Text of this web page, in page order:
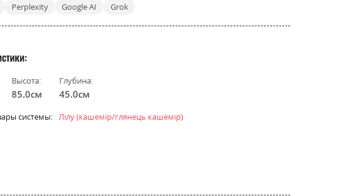
Perplexity Google AI Grok
Высота:
85.0см
Глубина:
45.0см
системы: Лілу (кашемір/глянець кашемір)